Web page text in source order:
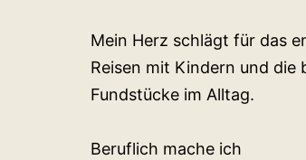
Mein Herz schlägt für das
Reisen mit Kindern und die
Fundstücke im Alltag.
Beruflich mache ich